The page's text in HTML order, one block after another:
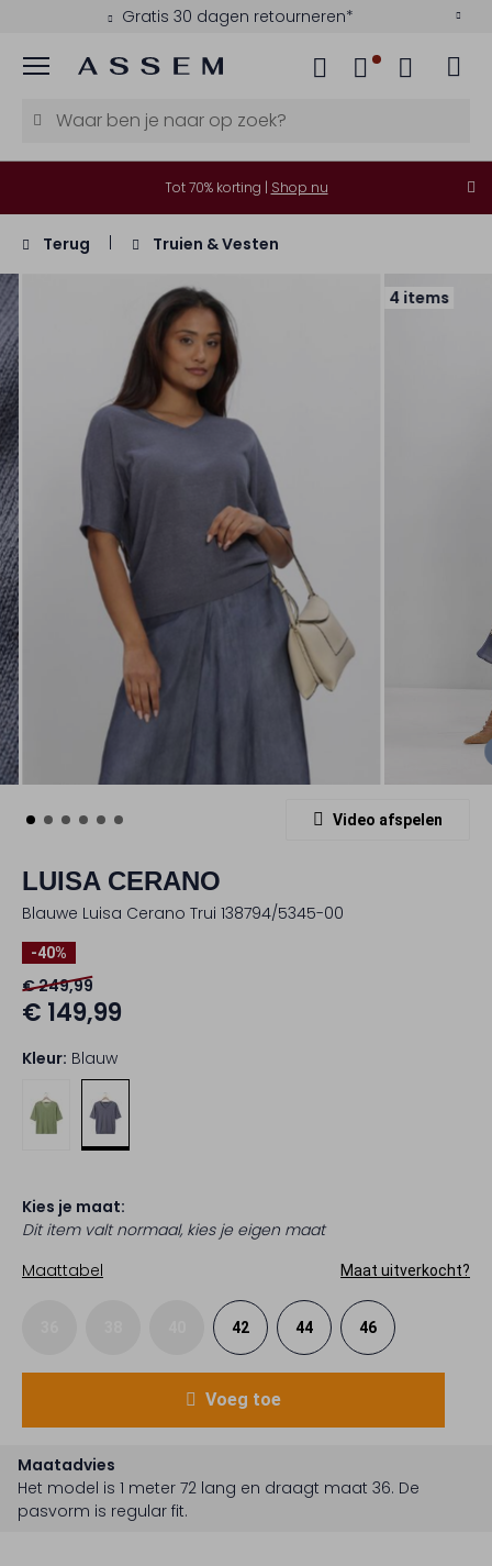
Gratis 30 dagen retourneren*
Menu
Tot 70% korting | Shop nu
Terug Truien & Vesten
4 items
Video afspelen
LUISA CERANO
Blauwe Luisa Cerano Trui 138794/5345-00
-40%
€ 249,99
€ 149,99
Kleur: Blauw
Kies je maat:
Dit item valt normaal, kies je eigen maat
Maattabel
Maat uitverkocht?
42 44 46
Voeg toe
Maatadvies
Het model is 1 meter 72 lang en draagt maat 36. De
pasvorm is regular fit.